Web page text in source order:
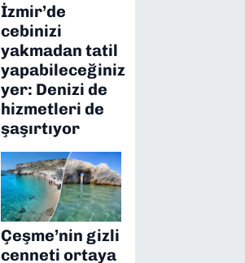
İzmir’de
cebinizi
yakmadan tatil
yapabileceğiniz
yer: Denizi de
hizmetleri de
şaşırtıyor
Çeşme’nin gizli
cenneti ortaya